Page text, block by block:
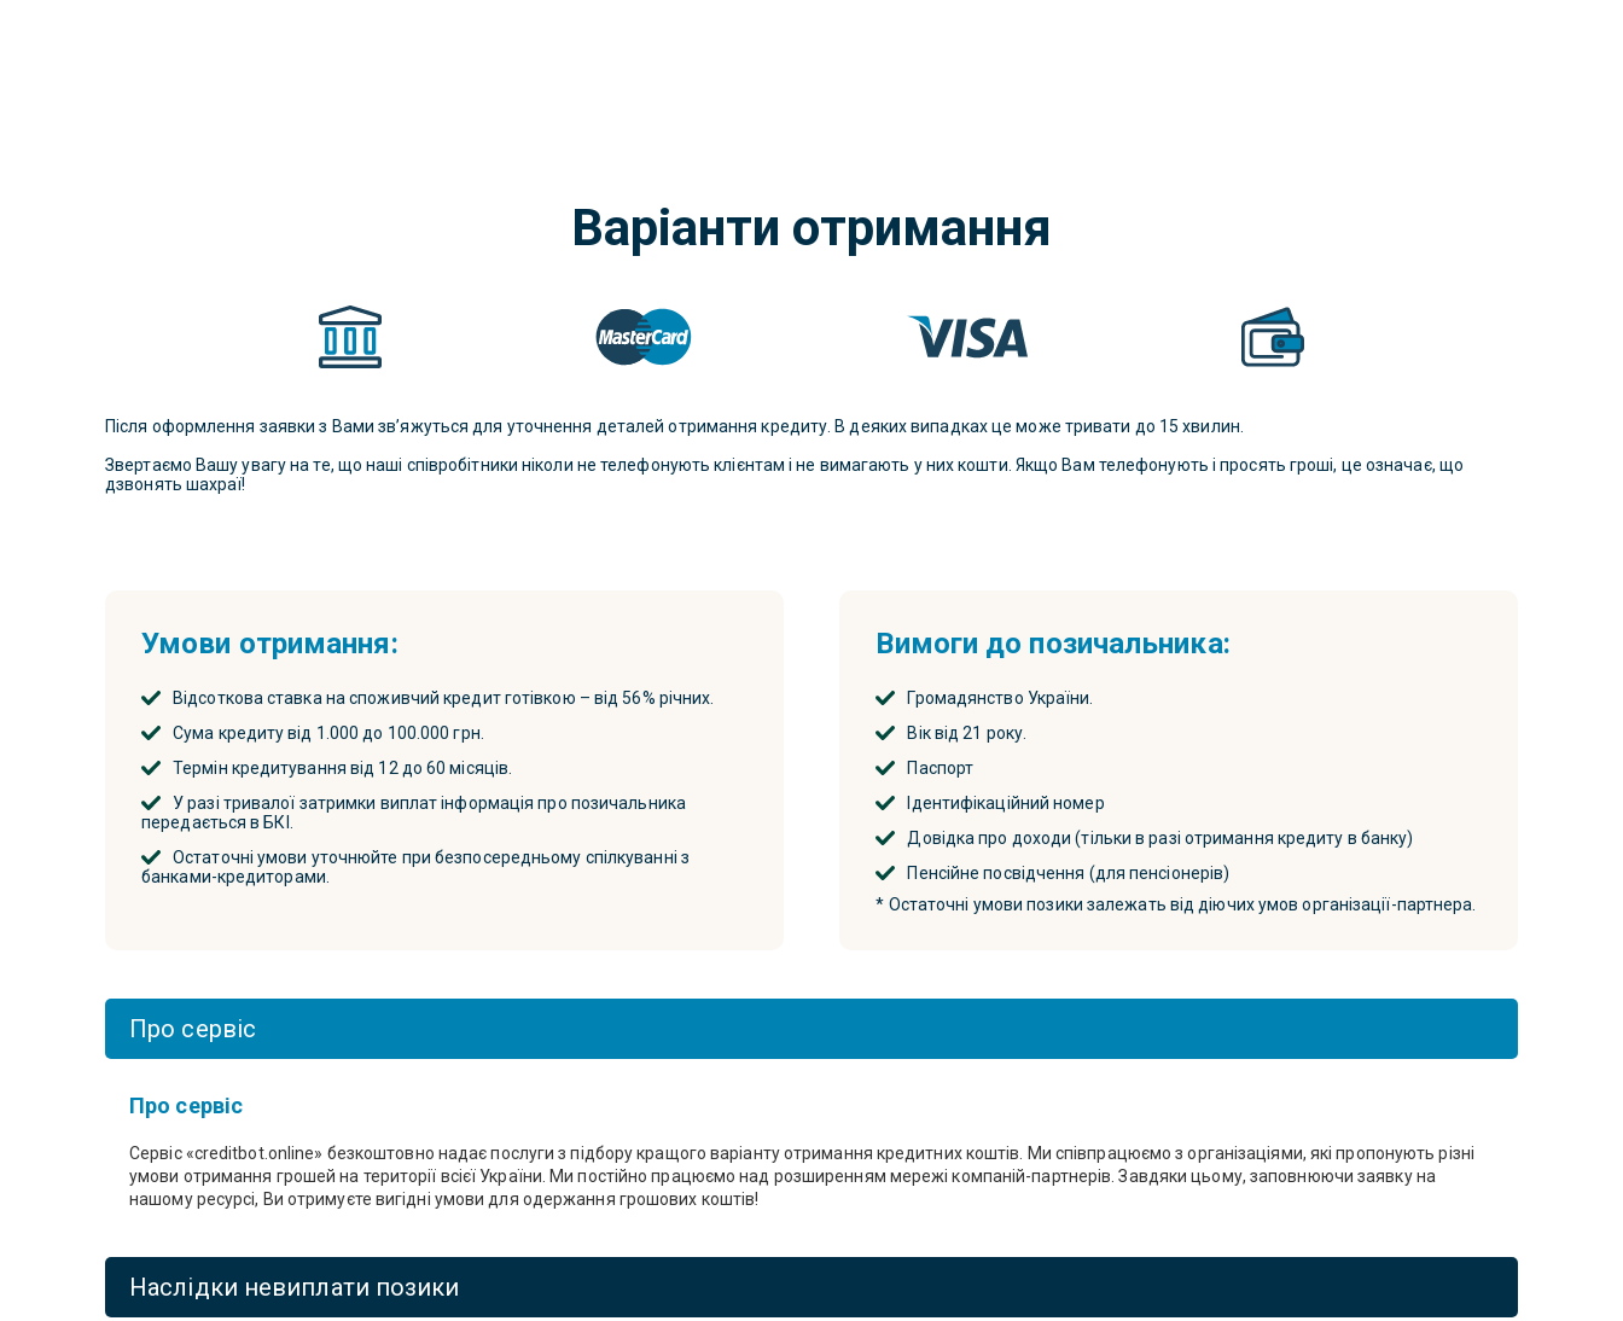
Варіанти отримання
Після оформлення заявки з Вами зв’яжуться для уточнення деталей отримання кредиту. В деяких випадках це може тривати до 15 хвилин.
Звертаємо Вашу увагу на те, що наші співробітники ніколи не телефонують клієнтам і не вимагають у них кошти. Якщо Вам телефонують і просять гроші, це означає, що
дзвонять шахраї!
Умови отримання:
Відсоткова ставка на споживчий кредит готівкою – від 56% річних.
Сума кредиту від 1.000 до 100.000 грн.
Термін кредитування від 12 до 60 місяців.
У разі тривалої затримки виплат інформація про позичальника
передається в БКІ.
Остаточні умови уточнюйте при безпосередньому спілкуванні з
банками-кредиторами.
Вимоги до позичальника:
Громадянство України.
Вік від 21 року.
Паспорт
Ідентифікаційний номер
Довідка про доходи (тільки в разі отримання кредиту в банку)
Пенсійне посвідчення (для пенсіонерів)
* Остаточні умови позики залежать від діючих умов організації-партнера.
Про сервіс
Про сервіс
Сервіс «creditbot.online» безкоштовно надає послуги з підбору кращого варіанту отримання кредитних коштів. Ми співпрацюємо з організаціями, які пропонують різні
умови отримання грошей на території всієї України. Ми постійно працюємо над розширенням мережі компаній-партнерів. Завдяки цьому, заповнюючи заявку на
нашому ресурсі, Ви отримуєте вигідні умови для одержання грошових коштів!
Наслідки невиплати позики